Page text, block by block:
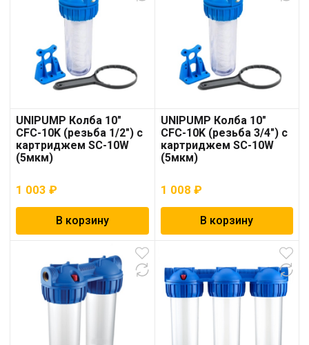
UNIPUMP Колба 10″
CFC-10K (резьба 1/2″) с
картриджем SC-10W
(5мкм)
1 003 ₽
В корзину
UNIPUMP Колба 10″
CFC-10K (резьба 3/4″) с
картриджем SC-10W
(5мкм)
1 008 ₽
В корзину